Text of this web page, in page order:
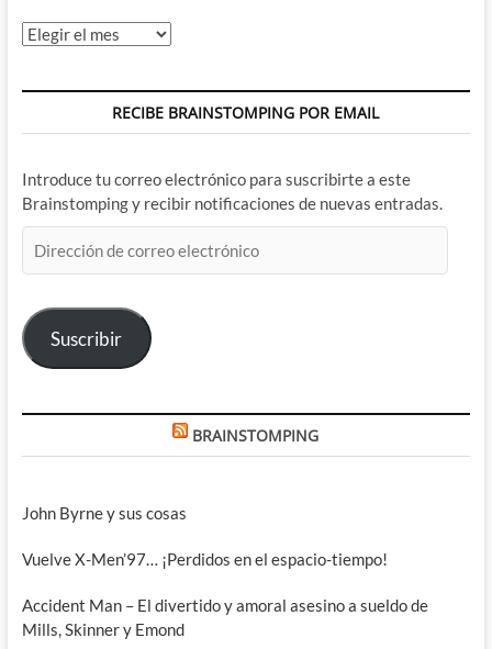
Archivos
RECIBE BRAINSTOMPING POR EMAIL
Introduce tu correo electrónico para suscribirte a este
Brainstomping y recibir notificaciones de nuevas entradas.
de
electrónico
Suscribir
BRAINSTOMPING
John Byrne y sus cosas
Vuelve X-Men’97… ¡Perdidos en el espacio-tiempo!
Accident Man – El divertido y amoral asesino a sueldo de
Mills, Skinner y Emond